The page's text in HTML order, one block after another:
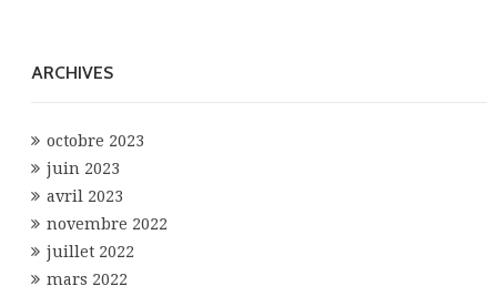
ARCHIVES
octobre 2023
juin 2023
avril 2023
novembre 2022
juillet 2022
mars 2022